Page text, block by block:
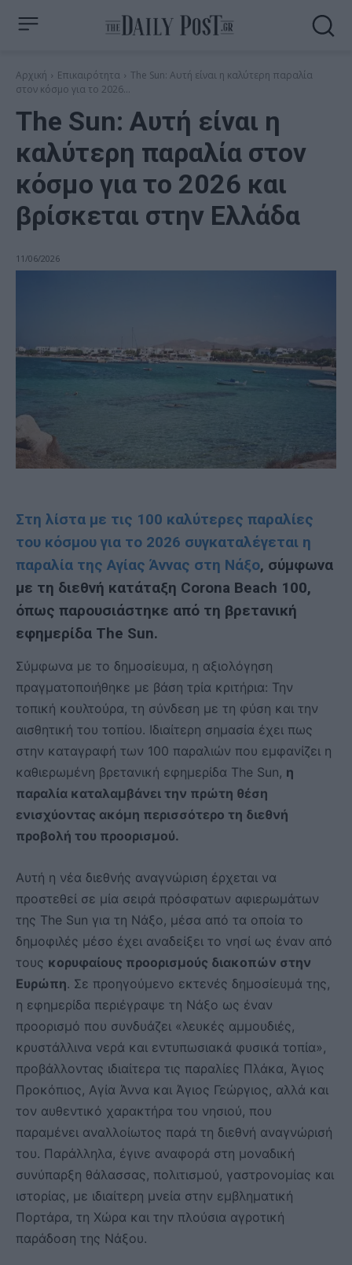
Αρχική Επικαιρότητα
The Sun: Αυτή είναι η καλύτερη παραλία
στον κόσμο για το 2026...
The Sun: Αυτή είναι η
καλύτερη παραλία στον
κόσμο για το 2026 και
βρίσκεται στην Ελλάδα
11/06/2026
Στη λίστα με τις 100 καλύτερες παραλίες
του κόσμου για το 2026 συγκαταλέγεται η
παραλία της Αγίας Άννας στη Νάξο, σύμφωνα
με τη διεθνή κατάταξη Corona Beach 100,
όπως παρουσιάστηκε από τη βρετανική
εφημερίδα The Sun.
Σύμφωνα με το δημοσίευμα, η αξιολόγηση
πραγματοποιήθηκε με βάση τρία κριτήρια: Την
τοπική κουλτούρα, τη σύνδεση με τη φύση και την
αισθητική του τοπίου. Ιδιαίτερη σημασία έχει πως
στην καταγραφή των 100 παραλιών που εμφανίζει η
καθιερωμένη βρετανική εφημερίδα The Sun, η
παραλία καταλαμβάνει την πρώτη θέση
ενισχύοντας ακόμη περισσότερο τη διεθνή
προβολή του προορισμού.
Αυτή η νέα διεθνής αναγνώριση έρχεται να
προστεθεί σε μία σειρά πρόσφατων αφιερωμάτων
της The Sun για τη Νάξο, μέσα από τα οποία το
δημοφιλές μέσο έχει αναδείξει το νησί ως έναν από
τους κορυφαίους προορισμούς διακοπών στην
Ευρώπη. Σε προηγούμενο εκτενές δημοσίευμά της,
η εφημερίδα περιέγραψε τη Νάξο ως έναν
προορισμό που συνδυάζει «λευκές αμμουδιές,
κρυστάλλινα νερά και εντυπωσιακά φυσικά τοπία»,
προβάλλοντας ιδιαίτερα τις παραλίες Πλάκα, Άγιος
Προκόπιος, Αγία Άννα και Άγιος Γεώργιος, αλλά και
τον αυθεντικό χαρακτήρα του νησιού, που
παραμένει αναλλοίωτος παρά τη διεθνή αναγνώρισή
του. Παράλληλα, έγινε αναφορά στη μοναδική
συνύπαρξη θάλασσας, πολιτισμού, γαστρονομίας και
ιστορίας, με ιδιαίτερη μνεία στην εμβληματική
Πορτάρα, τη Χώρα και την πλούσια αγροτική
παράδοση της Νάξου.